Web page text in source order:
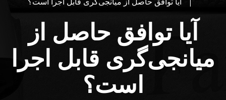
آیا توافق حاصل از
میانجی‌گری قابل اجرا
است؟